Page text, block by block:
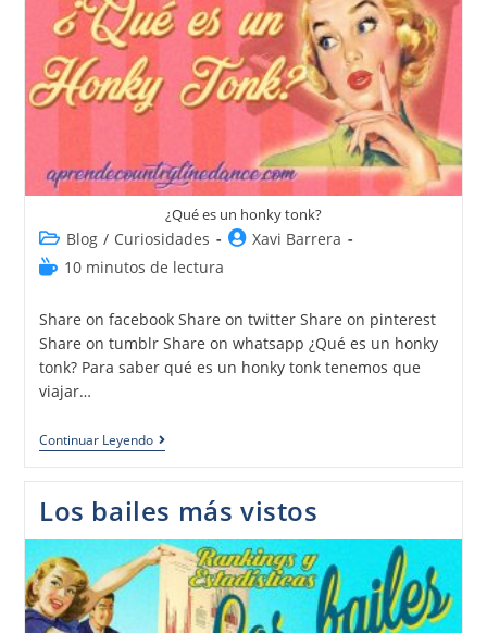
¿Qué es un honky tonk?
Blog / Curiosidades
Xavi Barrera
10 minutos de lectura
Share on facebook Share on twitter Share on pinterest
Share on tumblr Share on whatsapp ¿Qué es un honky
tonk? Para saber qué es un honky tonk tenemos que
viajar…
Continuar Leyendo
Los bailes más vistos